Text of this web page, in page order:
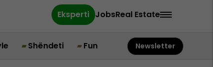
Eksperti JobsReal Estate
Shëndeti Fun Newsletter